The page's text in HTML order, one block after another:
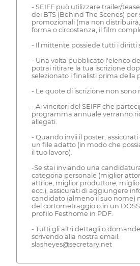
- SEIFF può utilizzare trailer/
dei BTS (Behind The Scenes) per
promozionali (ma non
forma o circostanza, il film
- Il mittente possiede tutti i diritti
- Una volta pubblicato l'elenco
potrai ritirare la tua iscrizione
selezionato i finalisti prima della
- Le quote di iscrizione non sono
- Ai vincitori del SEIFF che
programma annuale verranno
allegati.
- Quando invii il poster,
un file adatto (in modo che
il tuo lavoro).
-Se stai inviando una
categoria personale (miglior
attrice, miglior produttore,
ecc.), assicurati di aggiungere
candidato (almeno il suo nome)
del cortometraggio o in un
profilo Festhome in PDF.
- Tutti gli altri dettagli o
scrivendo alla nostra email:
slasheyes@secretary.net